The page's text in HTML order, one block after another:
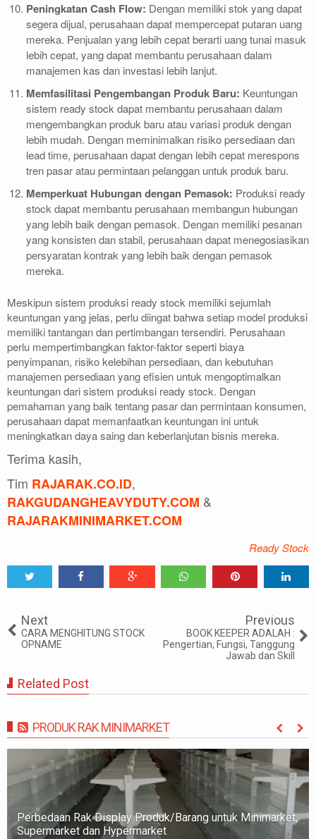
Peningkatan Cash Flow: Dengan memiliki stok yang dapat
segera dijual, perusahaan dapat mempercepat putaran uang
mereka. Penjualan yang lebih cepat berarti uang tunai masuk
lebih cepat, yang dapat membantu perusahaan dalam
manajemen kas dan investasi lebih lanjut.
Memfasilitasi Pengembangan Produk Baru: Keuntungan
sistem ready stock dapat membantu perusahaan dalam
mengembangkan produk baru atau variasi produk dengan
lebih mudah. Dengan meminimalkan risiko persediaan dan
lead time, perusahaan dapat dengan lebih cepat merespons
tren pasar atau permintaan pelanggan untuk produk baru.
Memperkuat Hubungan dengan Pemasok: Produksi ready
stock dapat membantu perusahaan membangun hubungan
yang lebih baik dengan pemasok. Dengan memiliki pesanan
yang konsisten dan stabil, perusahaan dapat menegosiasikan
persyaratan kontrak yang lebih baik dengan pemasok
mereka.
Meskipun sistem produksi ready stock memiliki sejumlah
keuntungan yang jelas, perlu diingat bahwa setiap model produksi
memiliki tantangan dan pertimbangan tersendiri. Perusahaan
perlu mempertimbangkan faktor-faktor seperti biaya
penyimpanan, risiko kelebihan persediaan, dan kebutuhan
manajemen persediaan yang efisien untuk mengoptimalkan
keuntungan dari sistem produksi ready stock. Dengan
pemahaman yang baik tentang pasar dan permintaan konsumen,
perusahaan dapat memanfaatkan keuntungan ini untuk
meningkatkan daya saing dan keberlanjutan bisnis mereka.
Terima kasih,
Tim RAJARAK.CO.ID,
RAKGUDANGHEAVYDUTY.COM &
RAJARAKMINIMARKET.COM
Ready Stock
Next
CARA MENGHITUNG STOCK
OPNAME
Previous
BOOK KEEPER ADALAH :
Pengertian, Fungsi, Tanggung
Jawab dan Skill
Related Post
PRODUK RAK MINIMARKET MORE
Perbedaan Rak Display Produk/Barang untuk Minimarket,
Supermarket dan Hypermarket